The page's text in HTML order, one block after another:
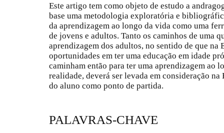
Este artigo tem como objeto de estudo a
base uma metodologia exploratória e
da aprendizagem ao longo da vida como uma
de jovens e adultos. Tanto os caminhos de uma
aprendizagem dos adultos, no sentido de que na
oportunidades em ter uma educação em idade
caminham então para ter uma aprendizagem ao
realidade, deverá ser levada em consideração
do aluno como ponto de partida.
PALAVRAS-CHAVE